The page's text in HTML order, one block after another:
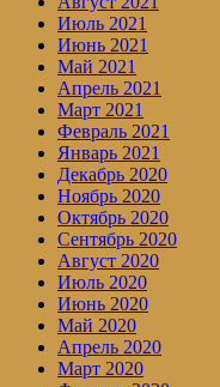
Июль 2021
Июнь 2021
Май 2021
Апрель 2021
Март 2021
Февраль 2021
Январь 2021
Декабрь 2020
Ноябрь 2020
Октябрь 2020
Сентябрь 2020
Август 2020
Июль 2020
Июнь 2020
Май 2020
Апрель 2020
Март 2020